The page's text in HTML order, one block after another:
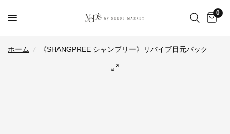
0
ホーム / 《SHANGPREE シャンプリー》リバイブ目元パック